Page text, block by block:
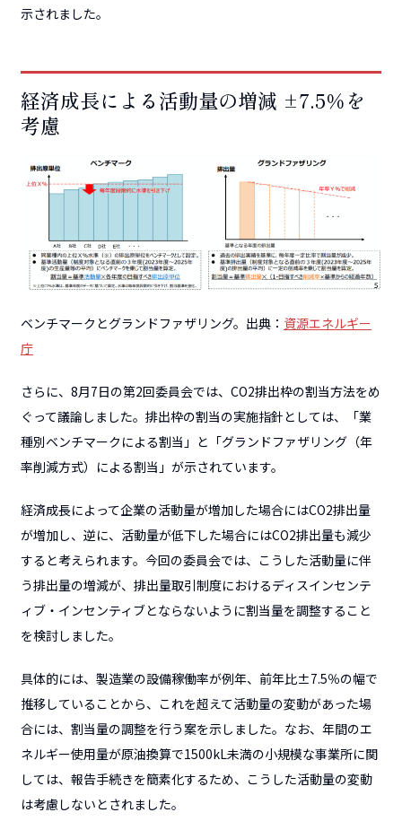
示されました。
経済成長による活動量の増減 ±7.5％を
考慮
ベンチマークとグランドファザリング。出典： 資源エネルギー
庁
さらに、8月7日の第2回委員会では、CO2排出枠の割当方法をめ
ぐって議論しました。排出枠の割当の実施指針としては、「業
種別ベンチマークによる割当」と「グランドファザリング（年
率削減方式）による割当」が示されています。
経済成長によって企業の活動量が増加した場合にはCO2排出量
が増加し、逆に、活動量が低下した場合にはCO2排出量も減少
すると考えられます。今回の委員会では、こうした活動量に伴
う排出量の増減が、排出量取引制度におけるディスインセンテ
ィブ・インセンティブとならないように割当量を調整すること
を検討しました。
具体的には、製造業の設備稼働率が例年、前年比±7.5％の幅で
推移していることから、これを超えて活動量の変動があった場
合には、割当量の調整を行う案を示しました。なお、年間のエ
ネルギー使用量が原油換算で1500kL未満の小規模な事業所に関
しては、報告手続きを簡素化するため、こうした活動量の変動
は考慮しないとされました。